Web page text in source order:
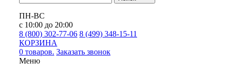
ПН-ВС
с 10:00 до 20:00
8 (800) 302-77-06 8 (499) 348-15-11
КОРЗИНА
0 товаров. Заказать звонок
Меню